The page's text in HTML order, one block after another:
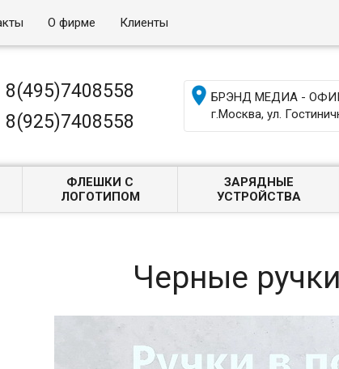
О фирме Клиенты
8(495)7408558
8(925)7408558
БРЭНД МЕДИА -
г.Москва, ул.
ФЛЕШКИ С
ЛОГОТИПОМ
ЗАРЯДНЫЕ
УСТРОЙСТВА
Черные